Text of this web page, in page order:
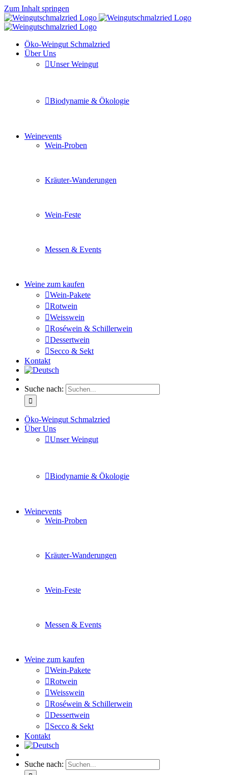
Zum Inhalt springen
Öko-Weingut Schmalzried
Über Uns
Unser Weingut
Biodynamie & Ökologie
Weinevents
Wein-Proben
Kräuter-Wanderungen
Wein-Feste
Messen & Events
Weine zum kaufen
Wein-Pakete
Rotwein
Weisswein
Roséwein & Schillerwein
Dessertwein
Secco & Sekt
Kontakt
Suche nach:
Öko-Weingut Schmalzried
Über Uns
Unser Weingut
Biodynamie & Ökologie
Weinevents
Wein-Proben
Kräuter-Wanderungen
Wein-Feste
Messen & Events
Weine zum kaufen
Wein-Pakete
Rotwein
Weisswein
Roséwein & Schillerwein
Dessertwein
Secco & Sekt
Kontakt
Suche nach: